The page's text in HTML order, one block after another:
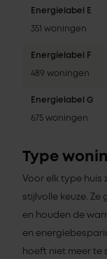
Energielabel E
351 woningen
Energielabel F
489 woningen
Energielabel G
675 woningen
Type
Voor elk type huis
stijlvolle keuze.
en houden de
en
hoeft niet meer te